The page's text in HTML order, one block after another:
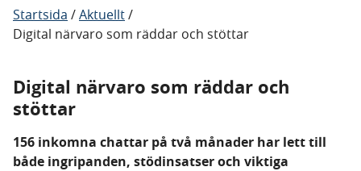
Startsida /Aktuellt/
Digital närvaro som räddar och stöttar
Digital närvaro som räddar och
stöttar
156 inkomna chattar på två månader har lett till
både ingripanden, stödinsatser och viktiga